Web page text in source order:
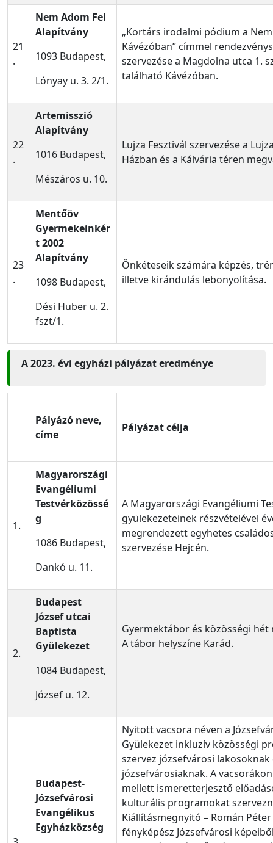
21
.
Nem Adom Fel
Alapítvány
1093 Budapest,
Lónyay u. 3. 2/1.
„Kortárs irodalmi pódium a
Kávézóban” címmel
szervezése a Magdolna utca 1.
található Kávézóban.
22
.
Artemisszió
Alapítvány
1016 Budapest,
Mészáros u. 10.
Lujza Fesztivál szervezése a
Házban és a Kálvária téren
23
.
Mentőöv
Gyermekeinkér
t 2002
Alapítvány
1098 Budapest,
Dési Huber u. 2.
fszt/1.
Önkéteseik számára képzés,
illetve kirándulás lebonyolítása.
A 2023. évi egyházi pályázat eredménye
Pályázó neve,
címe
Pályázat célja
1.
Magyarországi
Evangéliumi
Testvérközössé
g
1086 Budapest,
Dankó u. 11.
A Magyarországi Evangéliumi
gyülekezeteinek részvételével
megrendezett egyhetes
szervezése Hejcén.
2.
Budapest
József utcai
Baptista
Gyülekezet
1084 Budapest,
József u. 12.
Gyermektábor és közösségi hét
A tábor helyszíne Karád.
Budapest-
Józsefvárosi
Evangélikus
Egyházközség
Nyitott vacsora néven a
Gyülekezet inkluzív közösségi
szervez józsefvárosi lakosoknak
józsefvárosiaknak. A
mellett ismeretterjesztő
kulturális programokat
Kiállításmegnyitó – Román
fényképész Józsefvárosi